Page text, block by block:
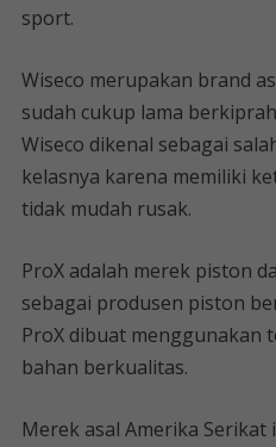
sport.
Wiseco merupakan brand
sudah cukup lama
Wiseco dikenal sebagai
kelasnya karena memiliki
tidak mudah rusak.
ProX adalah merek piston
sebagai produsen piston
ProX dibuat menggunakan
bahan berkualitas.
Merek asal Amerika